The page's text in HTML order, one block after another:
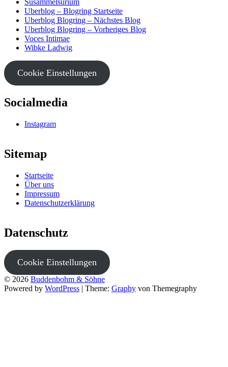
Susammelsurium
Uberblog – Blogring Startseite
Uberblog Blogring – Nächstes Blog
Uberblog Blogring – Vorheriges Blog
Voces Intimae
Wibke Ladwig
Cookie Einstellungen
Socialmedia
Instagram
Sitemap
Startseite
Über uns
Impressum
Datenschutzerklärung
Datenschutz
Cookie Einstellungen
© 2026 Buddenbohm & Söhne
Powered by WordPress | Theme: Graphy von Themegraphy